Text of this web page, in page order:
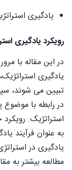
یادگیری
رویکرد یادگیری
در این مقاله با
یادگیری
تبیین می شوند،
در رابطه با
استراتژیک.
به عنوان فرآیند
یادگیری در
مطالعه بیشتر به